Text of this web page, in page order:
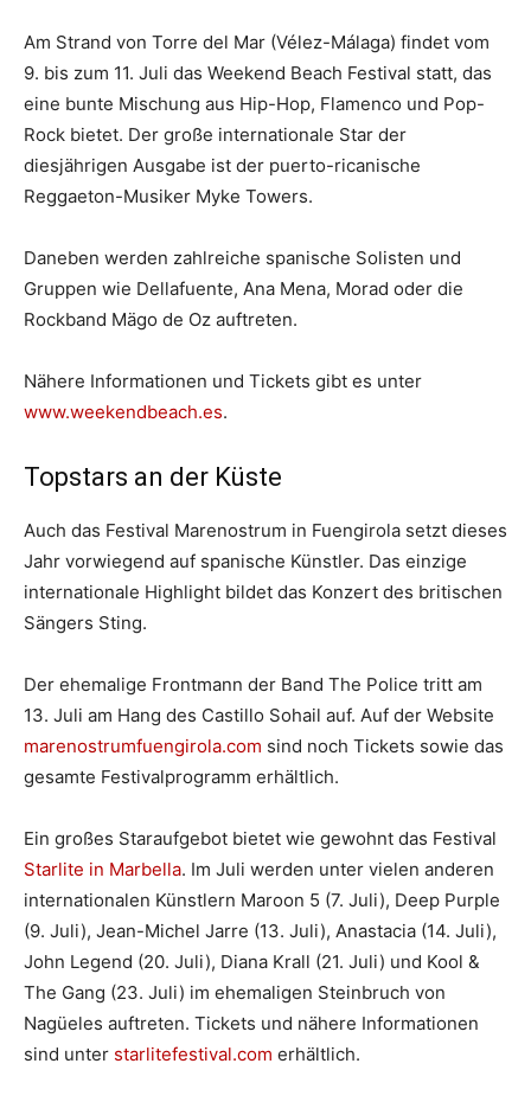
Am Strand von Torre del Mar (Vélez-Málaga) findet vom
9. bis zum 11. Juli das Weekend Beach Festival statt, das
eine bunte Mischung aus Hip-Hop, Flamenco und Pop-
Rock bietet. Der große internationale Star der
diesjährigen Ausgabe ist der puerto-ricanische
Reggaeton-Musiker Myke Towers.
Daneben werden zahlreiche spanische Solisten und
Gruppen wie Dellafuente, Ana Mena, Morad oder die
Rockband Mägo de Oz auftreten.
Nähere Informationen und Tickets gibt es unter
www.weekendbeach.es.
Topstars an der Küste
Auch das Festival Marenostrum in Fuengirola setzt dieses
Jahr vorwiegend auf spanische Künstler. Das einzige
internationale Highlight bildet das Konzert des britischen
Sängers Sting.
Der ehemalige Frontmann der Band The Police tritt am
13. Juli am Hang des Castillo Sohail auf. Auf der Website
marenostrumfuengirola.com sind noch Tickets sowie das
gesamte Festivalprogramm erhältlich.
Ein großes Staraufgebot bietet wie gewohnt das Festival
Starlite in Marbella. Im Juli werden unter vielen anderen
internationalen Künstlern Maroon 5 (7. Juli), Deep Purple
(9. Juli), Jean-Michel Jarre (13. Juli), Anastacia (14. Juli),
John Legend (20. Juli), Diana Krall (21. Juli) und Kool &
The Gang (23. Juli) im ehemaligen Steinbruch von
Nagüeles auftreten. Tickets und nähere Informationen
sind unter starlitefestival.com erhältlich.